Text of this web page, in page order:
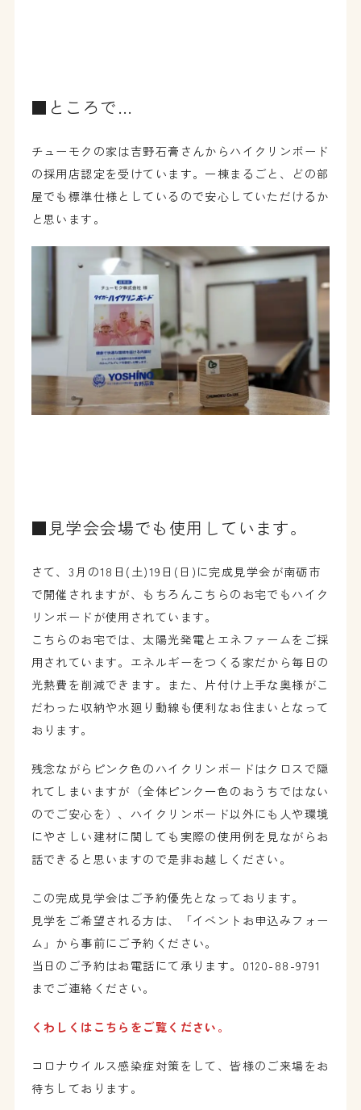
■ところで…
チューモクの家は吉野石膏さんからハイクリンボード
の採用店認定を受けています。一棟まるごと、どの部
屋でも標準仕様としているので安心していただけるか
と思います。
■見学会会場でも使用しています。
さて、3月の18日(土)19日(日)に完成見学会が南砺市
で開催されますが、もちろんこちらのお宅でもハイク
リンボードが使用されています。
こちらのお宅では、太陽光発電とエネファームをご採
用されています。エネルギーをつくる家だから毎日の
光熱費を削減できます。また、片付け上手な奥様がこ
だわった収納や水廻り動線も便利なお住まいとなって
おります。
残念ながらピンク色のハイクリンボードはクロスで隠
れてしまいますが（全体ピンク一色のおうちではない
のでご安心を）、ハイクリンボード以外にも人や環境
にやさしい建材に関しても実際の使用例を見ながらお
話できると思いますので是非お越しください。
この完成見学会はご予約優先となっております。
見学をご希望される方は、「イベントお申込みフォー
ム」から事前にご予約ください。
当日のご予約はお電話にて承ります。0120-88-9791
までご連絡ください。
くわしくはこちらをご覧ください。
コロナウイルス感染症対策をして、皆様のご来場をお
待ちしております。